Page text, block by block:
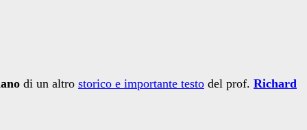
di un altro storico e importante testo del prof. Richard